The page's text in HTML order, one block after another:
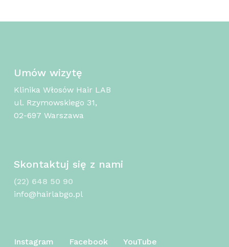
Umów wizytę
Klinika Włosów Hair LAB
ul. Rzymowskiego 31,
02-697 Warszawa
Skontaktuj się z nami
(22) 648 50 90
info@hairlabgo.pl
Instagram Facebook YouTube